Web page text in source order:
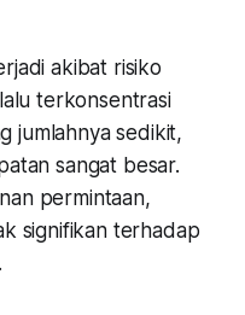
akibat risiko
terkonsentrasi
jumlahnya sedikit,
sangat besar.
permintaan,
signifikan terhadap